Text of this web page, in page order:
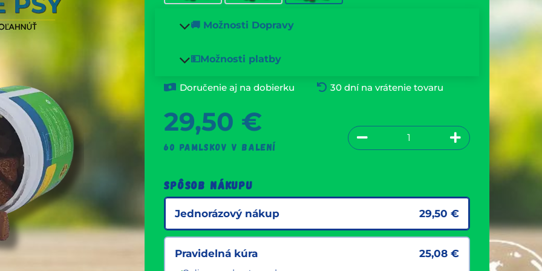
🚚 Možnosti Dopravy
💵Možnosti platby
Doručenie aj na dobierku 30 dní na vrátenie tovaru
29,50 €
60 pamlskov v balení
Spôsob nákupu
Jednorázový nákup 29,50 €
Pravidelná kúra 25,08 €